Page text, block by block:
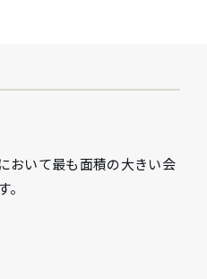
おいて最も面積の大きい会